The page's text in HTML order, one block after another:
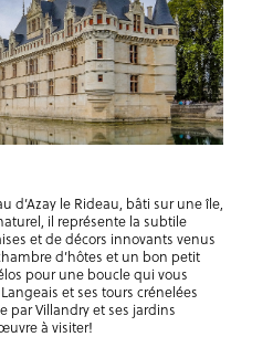
d’Azay le Rideau, bâti sur une île,
il représente la subtile
et de décors innovants venus
d’hôtes et un bon petit
pour une boucle qui vous
et ses tours crénelées
par Villandry et ses jardins
à visiter!